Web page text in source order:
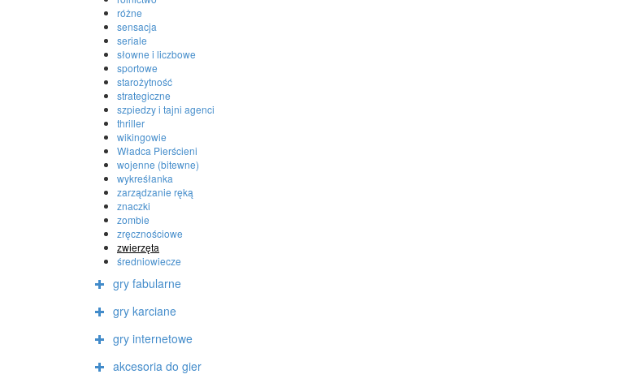
różne
sensacja
seriale
słowne i liczbowe
sportowe
starożytność
strategiczne
szpiedzy i tajni agenci
thriller
wikingowie
Władca Pierścieni
wojenne (bitewne)
wykreśłanka
zarządzanie ręką
znaczki
zombie
zręcznościowe
zwierzęta
średniowiecze
gry fabularne
gry karciane
gry internetowe
akcesoria do gier